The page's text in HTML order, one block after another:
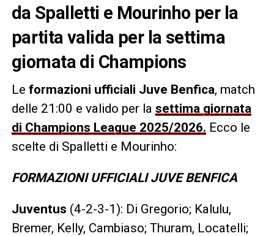
da Spalletti e Mourinho per la
partita valida per la settima
giornata di Champions
Le formazioni ufficiali Juve Benfica, match
delle 21:00 e valido per la settima giornata
di Champions League 2025/2026. Ecco le
scelte di Spalletti e Mourinho:
FORMAZIONI UFFICIALI JUVE BENFICA
Juventus (4-2-3-1): Di Gregorio; Kalulu,
Bremer, Kelly, Cambiaso; Thuram, Locatelli;